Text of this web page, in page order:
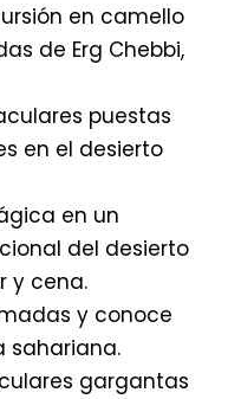
en camello
de Erg Chebbi,
puestas
en el desierto
en un
del desierto
y cena.
y conoce
sahariana.
gargantas